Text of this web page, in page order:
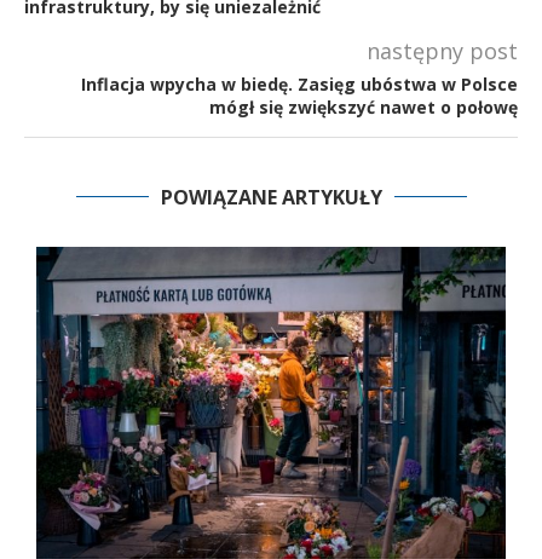
infrastruktury, by się uniezależnić
następny post
Inflacja wpycha w biedę. Zasięg ubóstwa w Polsce
mógł się zwiększyć nawet o połowę
POWIĄZANE ARTYKUŁY